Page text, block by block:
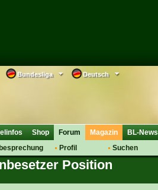
Deutsch
Bundesliga
Shop
Forum
Profil
Anmelden
Suchen
Magazin BL-News
Position